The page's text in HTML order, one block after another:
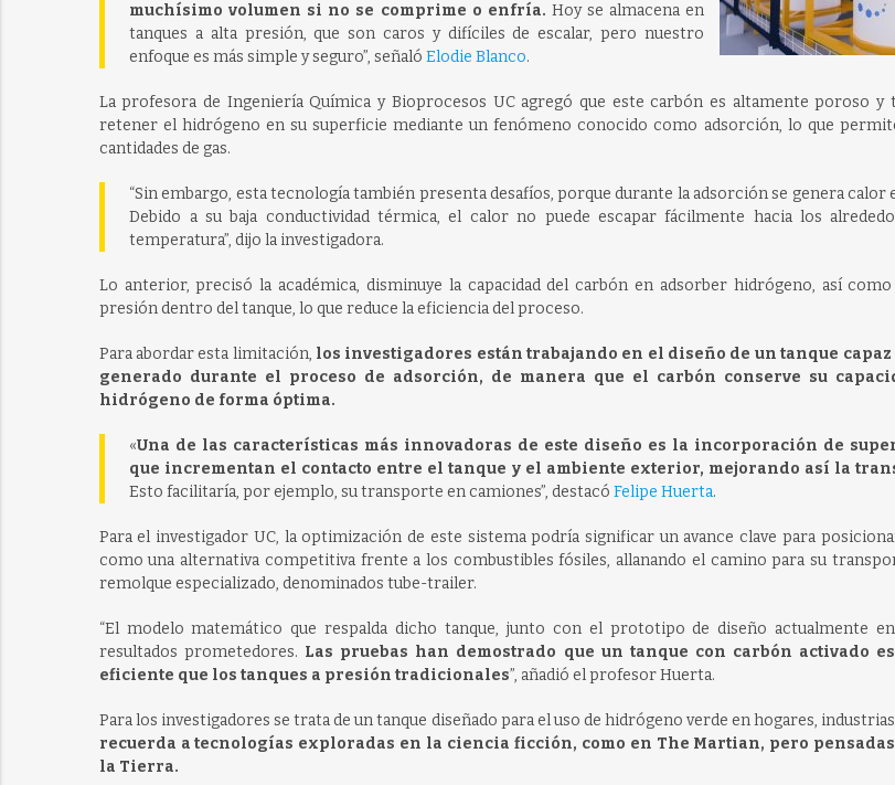
muchísimo volumen si no se comprime o enfría. Hoy se almacena en
tanques a alta presión, que son caros y difíciles de escalar, pero nuestro
enfoque es más simple y seguro”, señalóElodie Blanco.
La profesora de Ingeniería Química y Bioprocesos UC agregó que este carbón es altamente poroso y
retener el hidrógeno en su superficie mediante un fenómeno conocido como adsorción, lo que
cantidades de gas.
“Sin embargo, esta tecnología también presenta desafíos, porque durante la adsorción se genera calor
Debido a su baja conductividad térmica, el calor no puede escapar fácilmente hacia los
temperatura”, dijo la investigadora.
Lo anterior, precisó la académica, disminuye la capacidad del carbón en adsorber hidrógeno, así
presión dentro del tanque, lo que reduce la eficiencia del proceso.
Para abordar esta limitación, los investigadores están trabajando en el diseño de un tanque
generado durante el proceso de adsorción, de manera que el carbón conserve su
hidrógeno de forma óptima.
«Una de las características más innovadoras de este diseño es la incorporación de
que incrementan el contacto entre el tanque y el ambiente exterior, mejorando así la
Esto facilitaría, por ejemplo, su transporte en camiones”, destacóFelipe Huerta.
Para el investigador UC, la optimización de este sistema podría significar un avance clave para
como una alternativa competitiva frente a los combustibles fósiles, allanando el camino para su
remolque especializado, denominados tube-trailer.
“El modelo matemático que respalda dicho tanque, junto con el prototipo de diseño actualmente
resultados prometedores. Las pruebas han demostrado que un tanque con carbón activado
eficiente que los tanques a presión tradicionales”, añadió el profesor Huerta.
Para los investigadores se trata de un tanque diseñado para el uso de hidrógeno verde en hogares,
recuerda a tecnologías exploradas en la ciencia ficción, como en The Martian, pero
la Tierra.